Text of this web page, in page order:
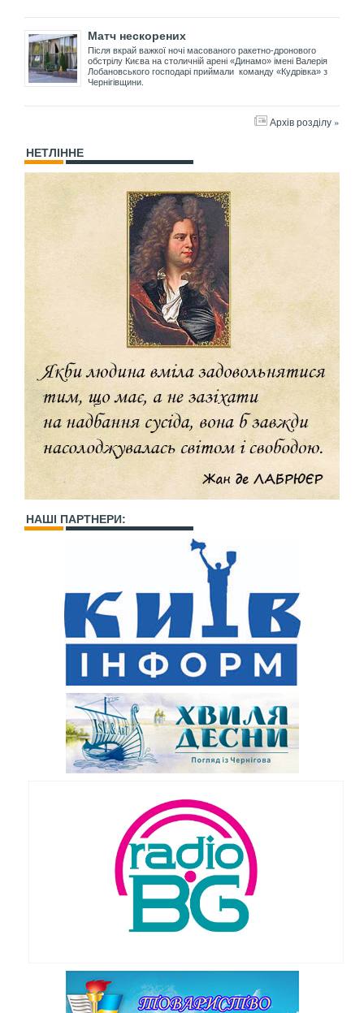
Матч нескорених
Після вкрай важкої ночі масованого ракетно-дронового
обстрілу Києва на столичній арені «Динамо» імені Валерія
Лобановського господарі приймали команду «Кудрівка» з
Чернігівщини.
Архів розділу »
НЕТЛІННЕ
НАШІ ПАРТНЕРИ: